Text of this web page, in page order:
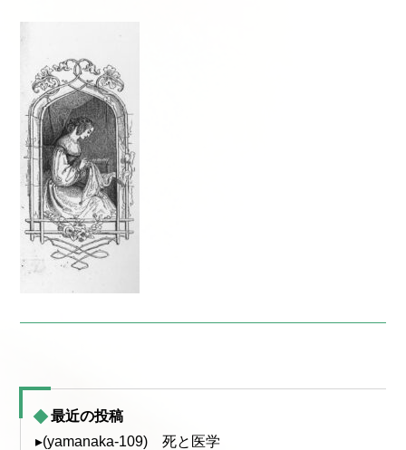
最近の投稿
▸(yamanaka-109) 死と医学